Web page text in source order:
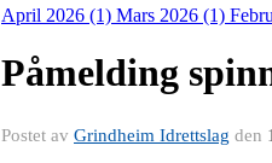
April 2026 (1) Mars 2026 (1)
Påmelding
Postet av Grindheim Idrettslag den